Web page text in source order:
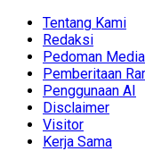
Tentang Kami
Redaksi
Pedoman
Pemberitaan
Penggunaan AI
Disclaimer
Visitor
Kerja Sama